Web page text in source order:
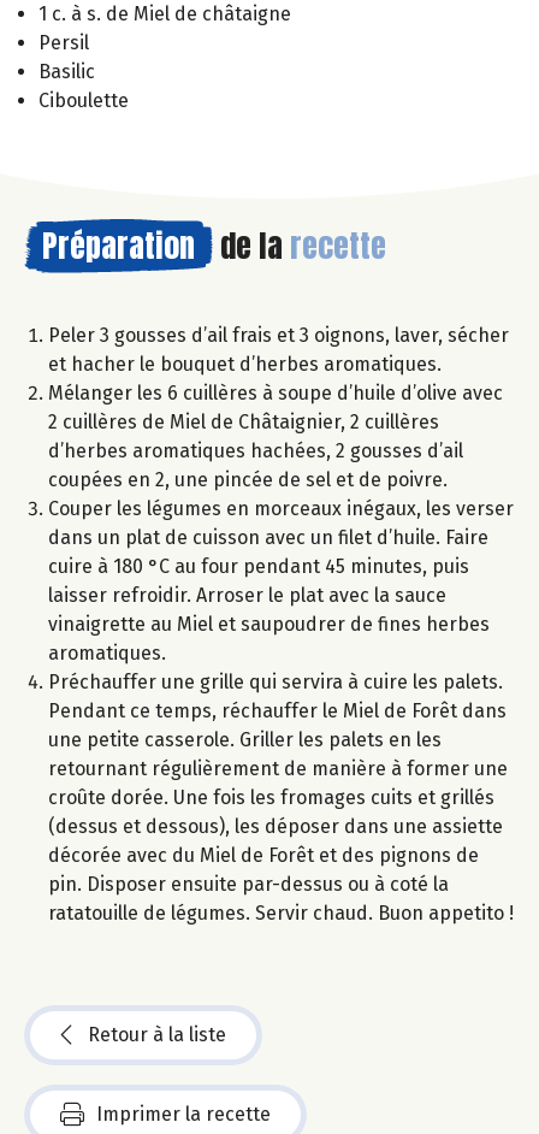
1 c. à s. de Miel de châtaigne
Persil
Basilic
Ciboulette
Préparation de la recette
Peler 3 gousses d’ail frais et 3 oignons, laver, sécher
et hacher le bouquet d’herbes aromatiques.
Mélanger les 6 cuillères à soupe d’huile d’olive avec
2 cuillères de Miel de Châtaignier, 2 cuillères
d’herbes aromatiques hachées, 2 gousses d’ail
coupées en 2, une pincée de sel et de poivre.
Couper les légumes en morceaux inégaux, les verser
dans un plat de cuisson avec un filet d’huile. Faire
cuire à 180 °C au four pendant 45 minutes, puis
laisser refroidir. Arroser le plat avec la sauce
vinaigrette au Miel et saupoudrer de fines herbes
aromatiques.
Préchauffer une grille qui servira à cuire les palets.
Pendant ce temps, réchauffer le Miel de Forêt dans
une petite casserole. Griller les palets en les
retournant régulièrement de manière à former une
croûte dorée. Une fois les fromages cuits et grillés
(dessus et dessous), les déposer dans une assiette
décorée avec du Miel de Forêt et des pignons de
pin. Disposer ensuite par-dessus ou à coté la
ratatouille de légumes. Servir chaud. Buon appetito !
Retour à la liste
Imprimer la recette